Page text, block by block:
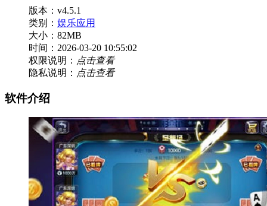
版本：v4.5.1
类别： 娱乐应用
大小：82MB
时间：2026-03-20 10:55:02
权限说明： 点击查看
隐私说明： 点击查看
软件介绍